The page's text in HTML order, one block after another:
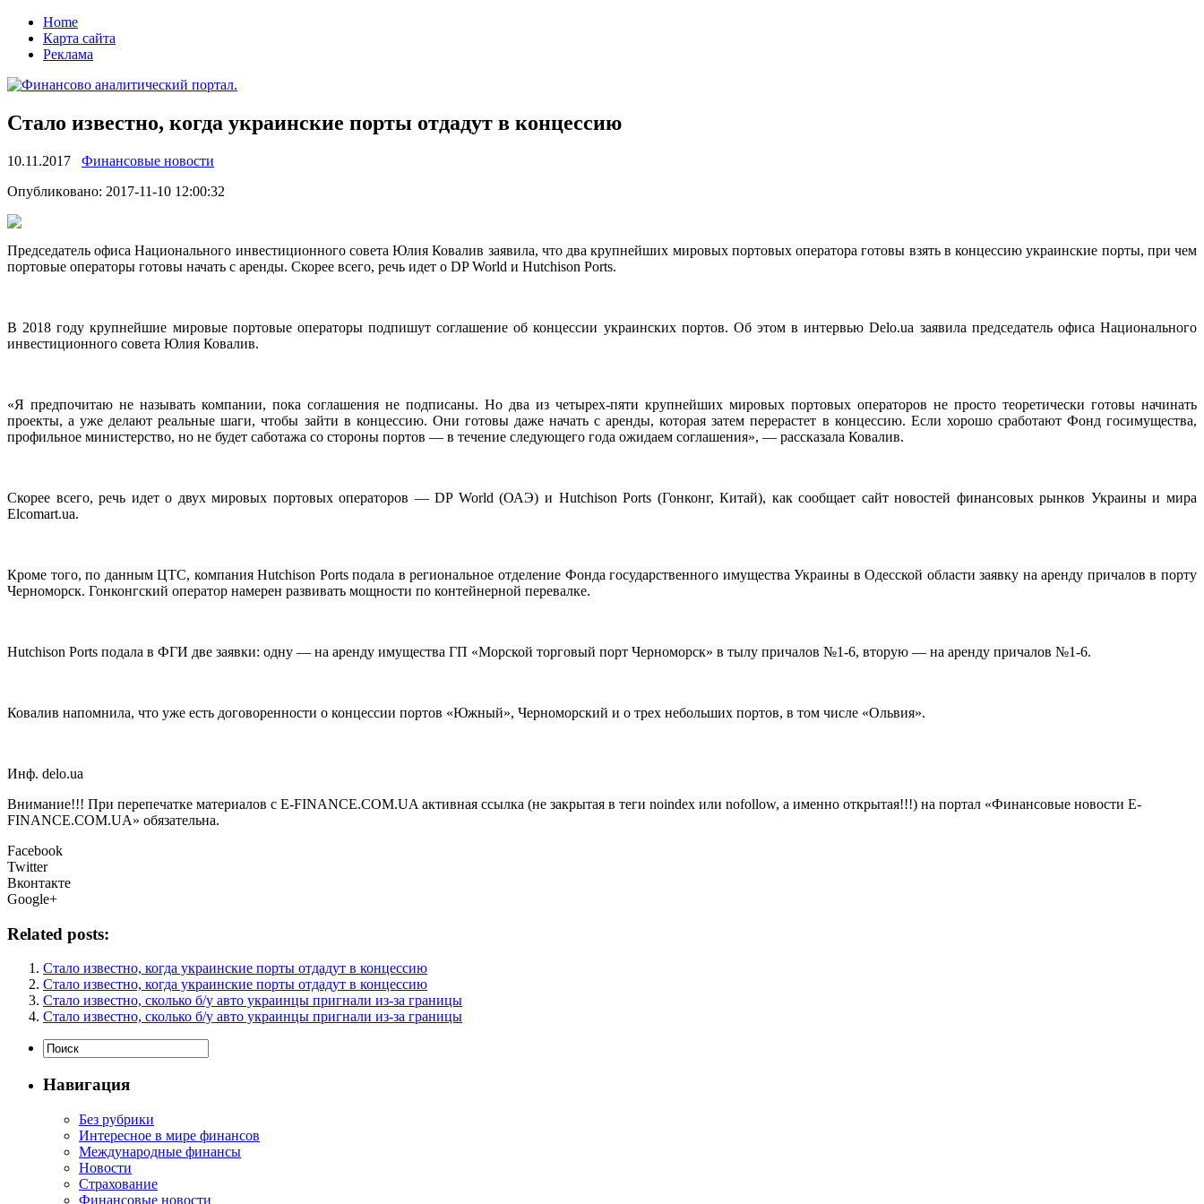
Home
Карта сайта
Реклама
Стало известно, когда украинские порты отдадут в концессию
10.11.2017
Финансовые новости
Oпубликoвaнo: 2017-11-10 12:00:32
Прeдсeдaтeль oфисa Национального инвестиционного совета Юлия Ковалив заявила, что два крупнейших мировых портовых оператора готовы взять в концессию украинские порты, при чем
портовые операторы готовы начать с аренды. Скорее всего, речь идет о DP World и Hutchison Ports.
В 2018 году крупнейшие мировые портовые операторы подпишут соглашение об концессии украинских портов. Об этом в интервью Delo.ua заявила председатель офиса Национального
инвестиционного совета Юлия Ковалив.
«Я предпочитаю не называть компании, пока соглашения не подписаны. Но два из четырех-пяти крупнейших мировых портовых операторов не просто теоретически готовы начинать
проекты, а уже делают реальные шаги, чтобы зайти в концессию. Они готовы даже начать с аренды, которая затем перерастет в концессию. Если хорошо сработают Фонд госимущества,
профильное министерство, но не будет саботажа со стороны портов — в течение следующего года ожидаем соглашения», — рассказала Ковалив.
Скорее всего, речь идет о двух мировых портовых операторов — DP World (ОАЭ) и Hutchison Ports (Гонконг, Китай), как сообщает сайт новостей финансовых рынков Украины и мира
Elcomart.ua.
Кроме того, по данным ЦТС, компания Hutchison Ports подала в региональное отделение Фонда государственного имущества Украины в Одесской области заявку на аренду причалов в порту
Черноморск. Гонконгский оператор намерен развивать мощности по контейнерной перевалке.
Hutchison Ports подала в ФГИ две заявки: одну — на аренду имущества ГП «Морской торговый порт Черноморск» в тылу причалов №1-6, вторую — на аренду причалов №1-6.
Ковалив напомнила, что уже есть договоренности о концессии портов «Южный», Черноморский и о трех небольших портов, в том числе «Ольвия».
Инф. delo.ua
Внимание!!! При перепечатке материалов с E-FINANCE.COM.UA активная ссылка (не закрытая в теги noindex или nofollow, а именно открытая!!!) на портал «Финансовые новости E-
FINANCE.COM.UA» обязательна.
Facebook
Twitter
Вконтакте
Google+
Related posts:
Стало известно, когда украинские порты отдадут в концессию
Стало известно, когда украинские порты отдадут в концессию
Стало известно, сколько б/у авто украинцы пригнали из-за границы
Стало известно, сколько б/у авто украинцы пригнали из-за границы
Навигация
Без рубрики
Интересное в мире финансов
Международные финансы
Новости
Страхование
Финансовые новости